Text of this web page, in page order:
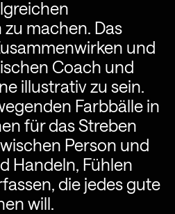
machen. Das
und
Coach und
illustrativ zu sein.
Farbbälle in
für das Streben
Person und
Handeln, Fühlen
die jedes gute
will.